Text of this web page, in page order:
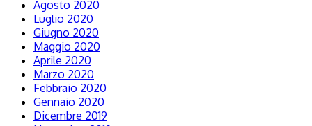
Agosto 2020
Luglio 2020
Giugno 2020
Maggio 2020
Aprile 2020
Marzo 2020
Febbraio 2020
Gennaio 2020
Dicembre 2019